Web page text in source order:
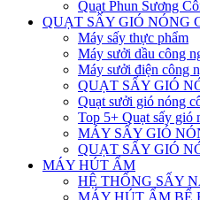
Quạt Phun Sương
QUẠT SẤY GIÓ NÓNG
Máy sấy thực phẩm
Máy sưởi dầu công
Máy sưởi điện công
QUẠT SẤY GIÓ
Quạt sưởi gió nóng
Top 5+ Quạt sấy gió
MÁY SẤY GIÓ
QUẠT SẤY GIÓ
MÁY HÚT ẨM
HỆ THỐNG SẤY